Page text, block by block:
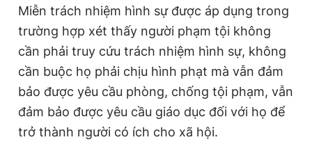
Miễn trách nhiệm hình sự được áp dụng trong
trường hợp xét thấy người phạm tội không
cần phải truy cứu trách nhiệm hình sự, không
cần buộc họ phải chịu hình phạt mà vẫn đảm
bảo được yêu cầu phòng, chống tội phạm, vẫn
đảm bảo được yêu cầu giáo dục đối với họ để
trở thành người có ích cho xã hội.